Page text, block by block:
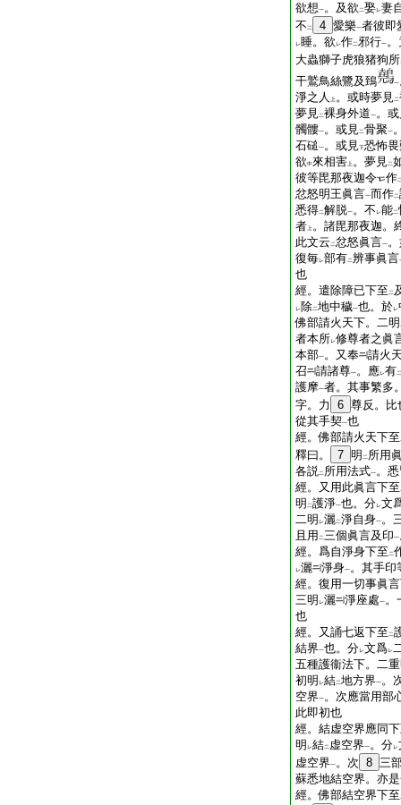
欲想一。及欲 二娶レ妻
不 二 4 愛樂一者彼即
レ睡。欲 レ作二邪行一
大蟲獅子虎狼猪狗所
干鷲鳥絲鷺及鵄 一
淨之人
上 。或時夢見二
夢見二裸身外道一。
髑髏一。或見二骨聚一
石磓 一。或見下恐怖
欲中來相害 上 。夢見二
彼等毘那夜迦令
作
忿怒明王眞言一而作二
悉得二解脱一。不 レ能二
者 上 。諸毘那夜迦。
此文云 二忿怒眞言一
復毎レ部有二辨事眞言
也
經。遣除障已下至 二
レ除二地中穢一也。於レ
佛部請火天下。二明
者本所レ修尊者之眞
本部一。又奉
請火
召
請諸尊一。應レ有二
護摩一者。其事繁多
字。力
6 尊反。比
從其手契一也
經。佛部請火天下至
釋曰。 7 明 二 所用
各説二 所用法式一。
經。又用此眞言下至
明 二護淨一也。分レ文
二明 レ灑二淨自身一。
且用 二三個眞言及印一
經。爲自淨身下至 二
レ灑 淨身一。其手印
經。復用一切事眞
三明 レ灑 淨座處一。
也
經。又誦七返下至 二
結界一也。分レ文爲レ
五種護衞法下。二
初明 レ結二地方界一。
空界一。次應當用部
此即初也
經。結虚空界應同
明 レ結二 虚空界一。分レ
虚空界一。次 8 三
蘇悉地結空界。亦
經。佛部結空界下至